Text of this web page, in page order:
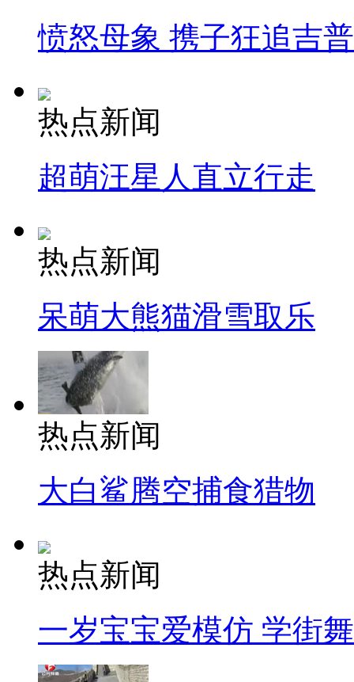
愤怒母象 携子狂追吉
热点新闻
超萌汪星人直立行走
热点新闻
呆萌大熊猫滑雪取乐
热点新闻
大白鲨腾空捕食猎物
热点新闻
一岁宝宝爱模仿 学街